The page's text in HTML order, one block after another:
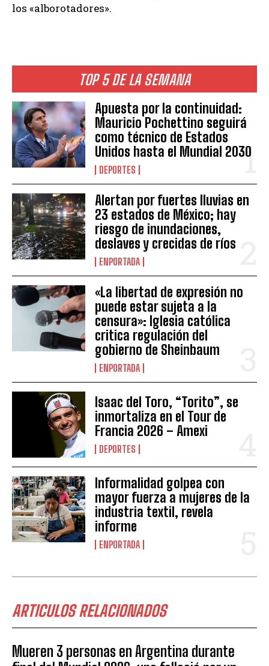
TOP 5 DE LA SEMANA
Apuesta por la continuidad:
Mauricio Pochettino seguirá
como técnico de Estados
Unidos hasta el Mundial 2030
DEPORTES
Alertan por fuertes lluvias en
23 estados de México; hay
riesgo de inundaciones,
deslaves y crecidas de ríos
ENPORTADA
«La libertad de expresión no
puede estar sujeta a la
censura»: Iglesia católica
critica regulación del
gobierno de Sheinbaum
ENPORTADA
Isaac del Toro, “Torito”, se
inmortaliza en el Tour de
Francia 2026 – Amexi
DEPORTES
Informalidad golpea con
mayor fuerza a mujeres de la
industria textil, revela
informe
ENPORTADA
ARTICULOS RELACIONADOS
Mueren 3 personas en Argentina durante
los «alborotadores».